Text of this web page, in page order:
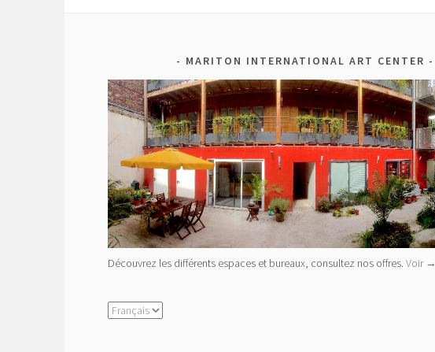
MARITON INTERNATIONAL ART CENTER
Découvrez les différents espaces et bureaux, consultez nos offres. Voir →